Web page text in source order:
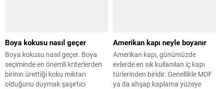
Boya kokusu nasıl geçer
Boya kokusu nasıl geçer. Boya
seçiminde en önemli kriterlerden
birinin ürettiği koku miktarı
olduğunu duymak şaşırtıcı
Amerikan kapı neyle boyanır
Amerikan kapı, günümüzde
evlerde en sık kullanılan iç kapı
türlerinden biridir. Genellikle MDF
ya da ahşap kaplama yüzeye